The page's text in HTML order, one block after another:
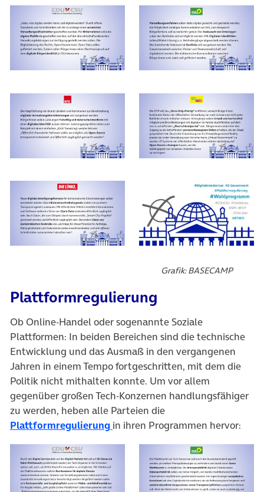
Grafik: BASECAMP
Plattformregulierung
Ob Online-Handel oder sogenannte Soziale
Plattformen: In beiden Bereichen sind die technische
Entwicklung und das Ausmaß in den vergangenen
Jahren in einem Tempo fortgeschritten, mit dem die
Politik nicht mithalten konnte. Um vor allem
gegenüber großen Tech-Konzernen handlungsfähiger
zu werden, heben alle Parteien die
Plattformregulierung (öffnet in neuem Tab)
in ihren Programmen hervor: